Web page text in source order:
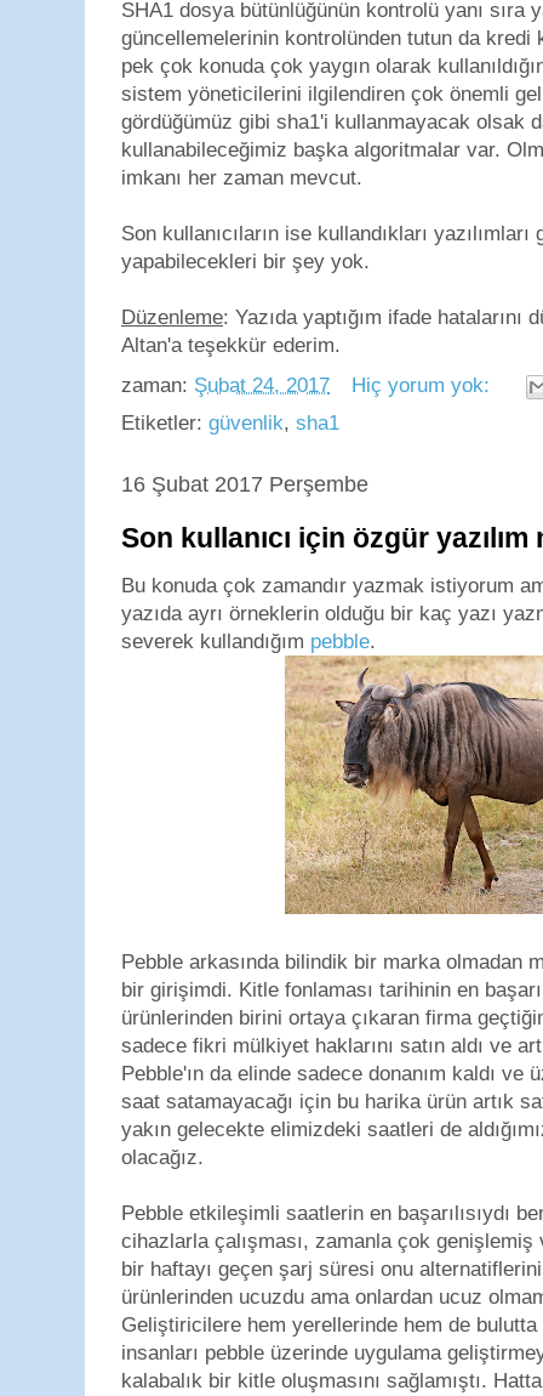
SHA1 dosya bütünlüğünün kontrolü yanı sıra
güncellemelerinin kontrolünden tutun da kredi
pek çok konuda çok yaygın olarak
sistem yöneticilerini ilgilendiren çok önemli
gördüğümüz gibi sha1'i kullanmayacak olsak
kullanabileceğimiz başka algoritmalar var.
imkanı her zaman mevcut.
Son kullanıcıların ise kullandıkları
yapabilecekleri bir şey yok.
Düzenleme: Yazıda yaptığım ifade hatalarını
Altan'a teşekkür ederim.
zaman: Şubat 24, 2017
Hiç yorum yok:
Etiketler: güvenlik, sha1
16 Şubat 2017 Perşembe
Son kullanıcı için özgür
Bu konuda çok zamandır yazmak istiyorum
yazıda ayrı örneklerin olduğu bir kaç yazı
severek kullandığım pebble.
Pebble arkasında bilindik bir marka olmadan
bir girişimdi. Kitle fonlaması tarihinin en
ürünlerinden birini ortaya çıkaran firma
sadece fikri mülkiyet haklarını satın aldı ve
Pebble'ın da elinde sadece donanım kaldı ve
saat satamayacağı için bu harika ürün artık
yakın gelecekte elimizdeki saatleri de
olacağız.
Pebble etkileşimli saatlerin en başarılısıydı
cihazlarla çalışması, zamanla çok
bir haftayı geçen şarj süresi onu
ürünlerinden ucuzdu ama onlardan ucuz
Geliştiricilere hem yerellerinde hem de bulutta
insanları pebble üzerinde uygulama
kalabalık bir kitle oluşmasını sağlamıştı.